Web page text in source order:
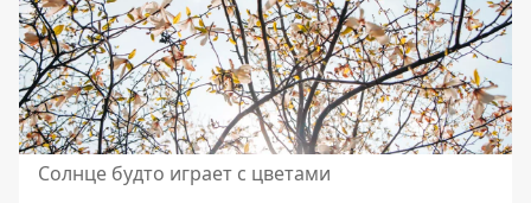
Солнце будто играет с цветами